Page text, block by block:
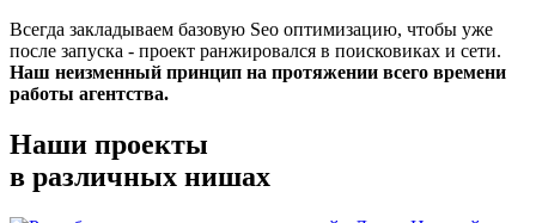
Всегда закладываем базовую Seo оптимизацию, чтобы уже
после запуска - проект ранжировался в поисковиках и сети.
Наш неизменный принцип на протяжении всего времени
работы агентства.
Наши проекты
в различных нишах